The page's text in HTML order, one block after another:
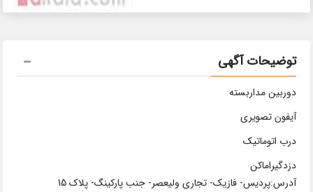
توضیحات آگهی
دوربین مداربسته
آیفون تصویری
درب اتوماتیک
دزدگیراماکن
آدرس:پردیس- فازیک- تجاری ولیعصر- جنب پارکینگ- پلاک 15